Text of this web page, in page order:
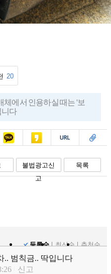
20
체에서 인용하실 때는 '보
니다
카톡 카스 복사 스크랩
불법광고신
고
목록
등록순
최신순 추천순
.. 범칙금.. 딱입니다
신고